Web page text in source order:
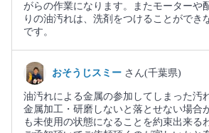
がらの作業になります。またモーターや
りの油汚れは、洗剤をつけることができ
です。
おそうじスミー さん(千葉県)
油汚れによる金属の参加してしまった汚
金属加工・研磨しないと落とせない場合
も未使用の状態になることを約束出来る